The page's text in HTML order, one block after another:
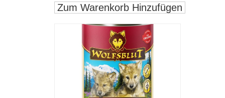
Zum Warenkorb Hinzufügen